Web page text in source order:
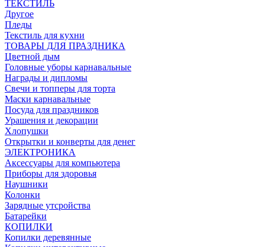
ТЕКСТИЛЬ
Другое
Пледы
Текстиль для кухни
ТОВАРЫ ДЛЯ ПРАЗДНИКА
Цветной дым
Головные уборы карнавальные
Награды и дипломы
Свечи и топперы для торта
Маски карнавальные
Посуда для праздников
Урашения и декорации
Хлопушки
Открытки и конверты для денег
ЭЛЕКТРОНИКА
Аксессуары для компьютера
Приборы для здоровья
Наушники
Колонки
Зарядные утсройства
Батарейки
КОПИЛКИ
Копилки деревянные